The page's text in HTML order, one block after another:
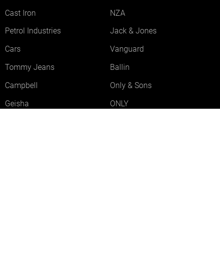
Cast Iron
NZA
Petrol Industries
Jack & Jones
Cars
Vanguard
Tommy Jeans
Ballin
Campbell
Only & Sons
Geisha
ONLY